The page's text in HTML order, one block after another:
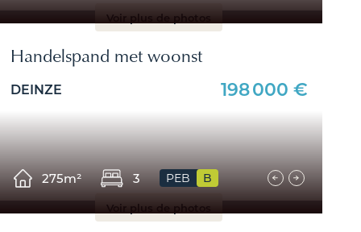
Voir plus de photos
Handelspand met woonst
DEINZE 198 000 €
Voir plus de photos
275m² 3 PEB B